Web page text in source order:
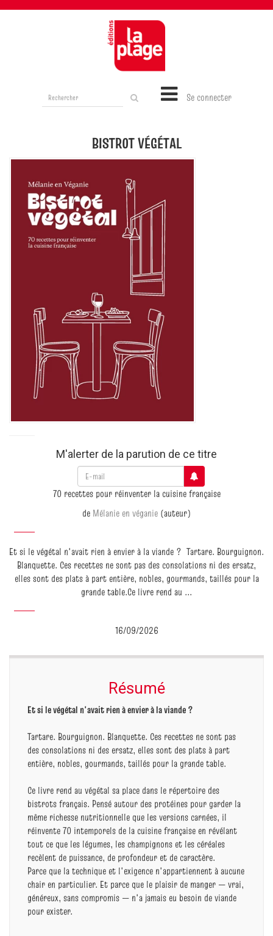
Se connecter
BISTROT VÉGÉTAL
M'alerter de la parution de ce titre
70 recettes pour réinventer la cuisine française
de Mélanie en véganie (auteur)
Et si le végétal n'avait rien à envier à la viande ? Tartare. Bourguignon.
Blanquette. Ces recettes ne sont pas des consolations ni des ersatz,
elles sont des plats à part entière, nobles, gourmands, taillés pour la
grande table.Ce livre rend au ...
16/09/2026
Résumé
Et si le végétal n'avait rien à envier à la viande ?
Tartare. Bourguignon. Blanquette. Ces recettes ne sont pas
des consolations ni des ersatz, elles sont des plats à part
entière, nobles, gourmands, taillés pour la grande table.
Ce livre rend au végétal sa place dans le répertoire des
bistrots français. Pensé autour des protéines pour garder la
même richesse nutritionnelle que les versions carnées, il
réinvente 70 intemporels de la cuisine française en révélant
tout ce que les légumes, les champignons et les céréales
recèlent de puissance, de profondeur et de caractère.
Parce que la technique et l'exigence n'appartiennent à aucune
chair en particulier. Et parce que le plaisir de manger — vrai,
généreux, sans compromis — n'a jamais eu besoin de viande
pour exister.